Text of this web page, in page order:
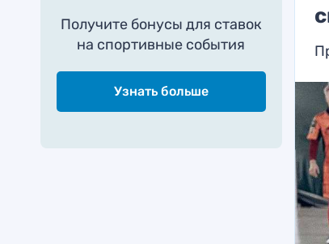
Получите бонусы для ставок
на спортивные события
Узнать больше